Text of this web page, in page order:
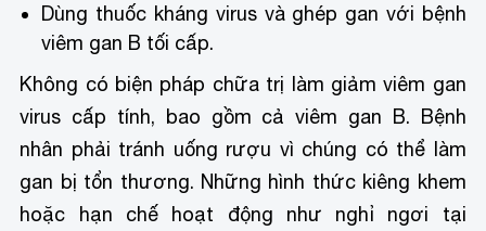
Dùng thuốc kháng virus và ghép gan với bệnh
viêm gan B tối cấp.
Không có biện pháp chữa trị làm giảm viêm gan
virus cấp tính, bao gồm cả viêm gan B. Bệnh
nhân phải tránh uống rượu vì chúng có thể làm
gan bị tổn thương. Những hình thức kiêng khem
hoặc hạn chế hoạt động như nghỉ ngơi tại